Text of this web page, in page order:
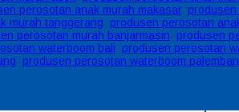
perosotan anak murah makasar,
murah tanggerang, produsen perosotan
perosotan murah banjarmasin, produsen
waterboom bali, produsen perosotan
, produsen perosotan waterboom